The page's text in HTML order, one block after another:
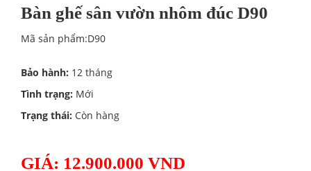
Bàn ghế sân vườn nhôm đúc D90
Mã sản phẩm:D90
Bảo hành: 12 tháng
Tình trạng: Mới
Trạng thái: Còn hàng
GIÁ: 12.900.000 VND